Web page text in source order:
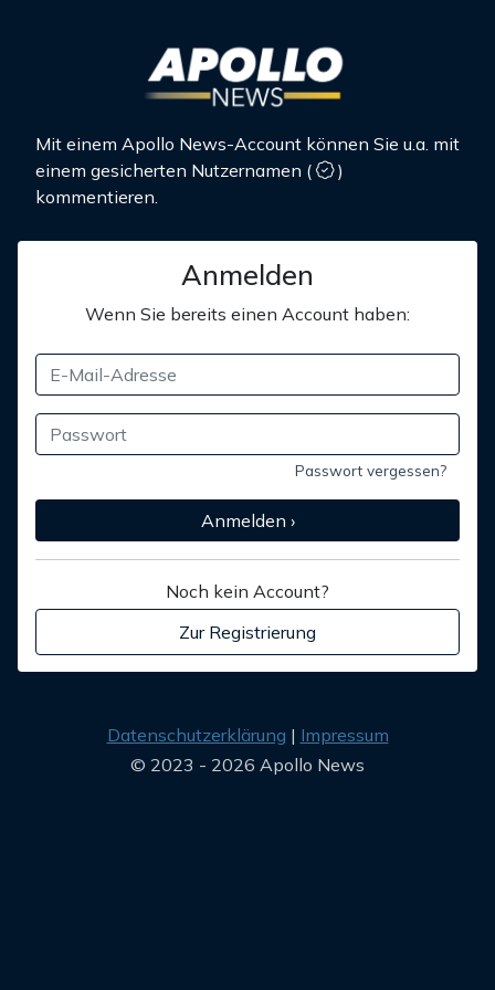
Mit einem Apollo News-Account können Sie u.a. mit
einem gesicherten Nutzernamen (
)
kommentieren.
Anmelden
Wenn Sie bereits einen Account haben:
Passwort vergessen?
Anmelden ›
Noch kein Account?
Zur Registrierung
Datenschutzerklärung
Impressum
© 2023 - 2026 Apollo News